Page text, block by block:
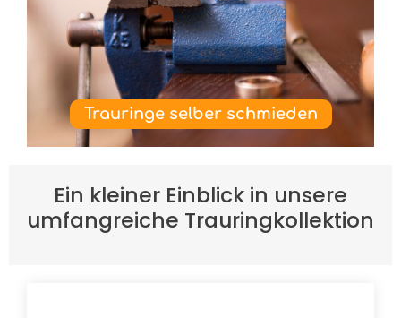
Trauringe selber schmieden
Ein kleiner Einblick in unsere
umfangreiche Trauringkollektion